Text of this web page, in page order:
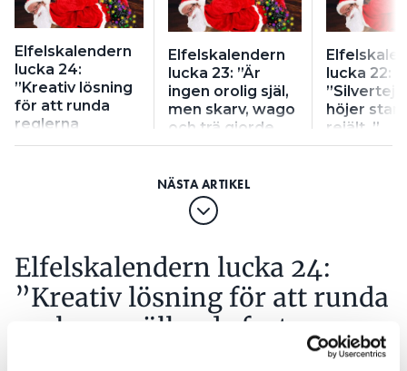
Elfelskalendern
lucka 24:
”Kreativ lösning
för att runda
reglerna
gällande fast
Elfelskalendern
lucka 23: ”Är
ingen orolig själ,
men skarv, wago
och trä gjorde
mig nervös”
lucka 22:
höjer
rejält..”
Elfelskalendern lucka 24:
”Kreativ lösning för att runda
reglerna gällande fast